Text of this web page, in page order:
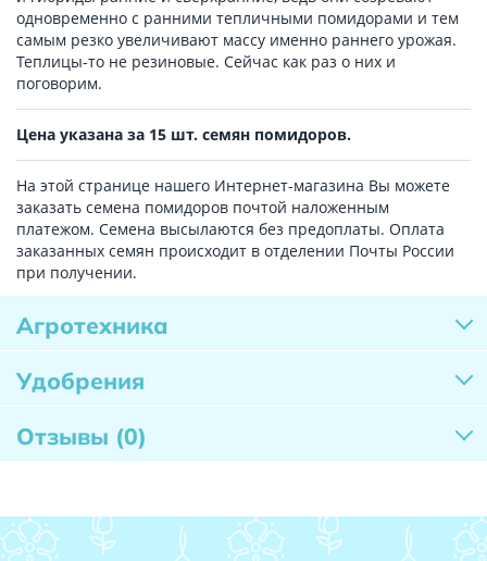
одновременно с ранними тепличными помидорами и тем
самым резко увеличивают массу именно раннего урожая.
Теплицы-то не резиновые. Сейчас как раз о них и
поговорим.
Цена указана за 15 шт. семян помидоров.
На этой странице нашего Интернет-магазина Вы можете
заказать семена помидоров почтой наложенным
платежом. Семена высылаются без предоплаты. Оплата
заказанных семян происходит в отделении Почты России
при получении.
Агротехника
Удобрения
Отзывы (0)